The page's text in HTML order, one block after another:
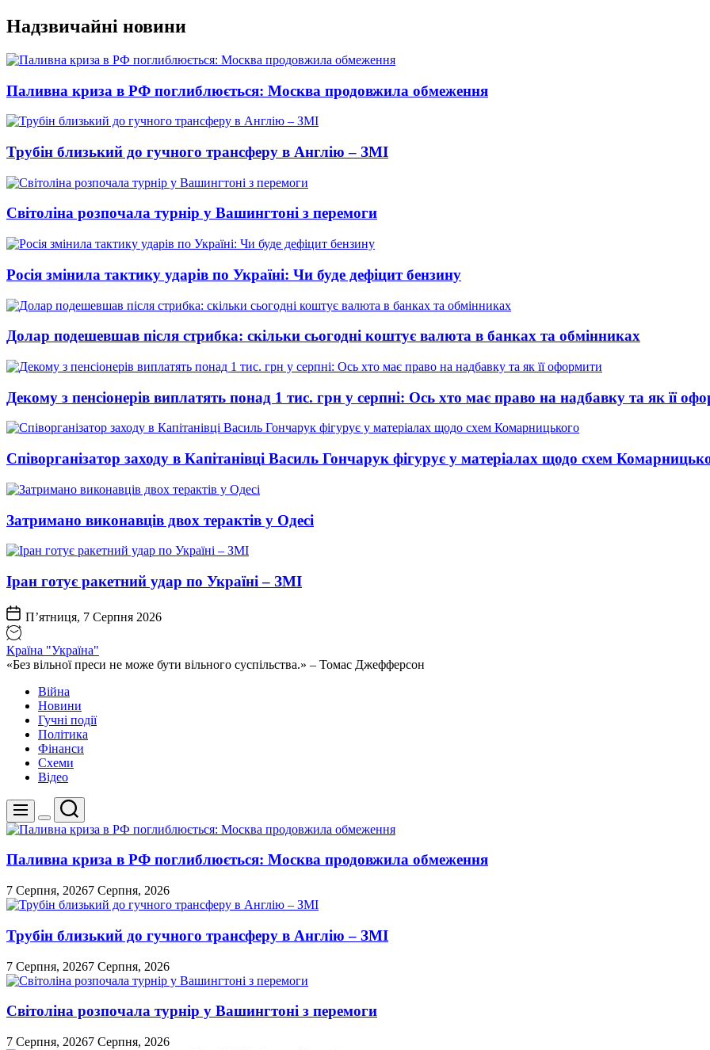
Перейти
до
вмісту
Надзвичайні новини
Паливна криза в РФ поглиблюється: Москва продовжила обмеження
Трубін близький до гучного трансферу в Англію – ЗМІ
Світоліна розпочала турнір у Вашингтоні з перемоги
Росія змінила тактику ударів по Україні: Чи буде дефіцит бензину
Долар подешевшав після стрибка: скільки сьогодні коштує валюта в банках та обмінниках
Декому з пенсіонерів виплатять понад 1 тис. грн у серпні: Ось хто має право на надбавку та як її
Співорганізатор заходу в Капітанівці Василь Гончарук фігурує у матеріалах щодо схем
Затримано виконавців двох терактів у Одесі
Іран готує ракетний удар по Україні – ЗМІ
П’ятниця, 7 Серпня 2026
Країна "Україна"
«Без вільної преси не може бути вільного суспільства.» – Томас Джефферсон
Війна
Новини
Гучні події
Політика
Фінанси
Схеми
Відео
Меню
Перемикач
кольорового
Пошук
Паливна криза в РФ поглиблюється: Москва продовжила обмеження
7 Серпня, 20267 Серпня, 2026
Трубін близький до гучного трансферу в Англію – ЗМІ
7 Серпня, 20267 Серпня, 2026
Світоліна розпочала турнір у Вашингтоні з перемоги
7 Серпня, 20267 Серпня, 2026